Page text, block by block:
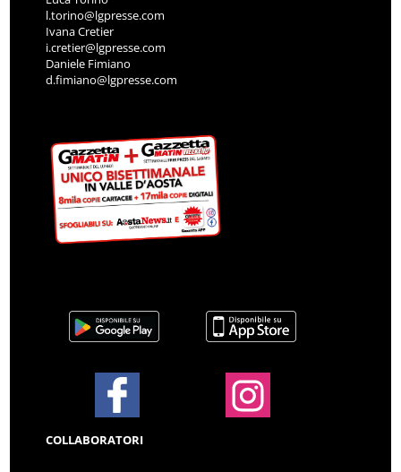
l.torino@lgpresse.com
Ivana Cretier
i.cretier@lgpresse.com
Daniele Fimiano
d.fimiano@lgpresse.com
COLLABORATORI